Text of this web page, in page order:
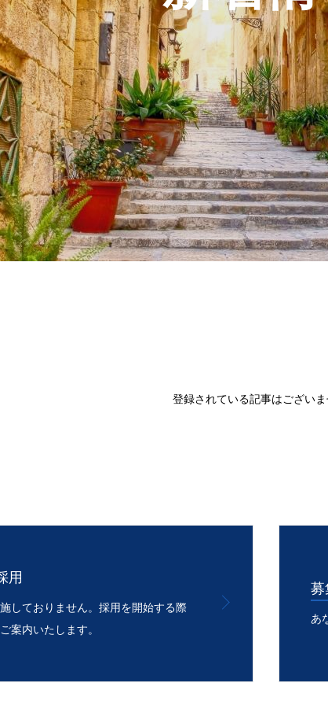
登録されている記事はございま
用
しておりません。採用を開始する際
案内いたします。
募
あ